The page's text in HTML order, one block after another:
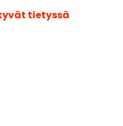
tietyssä